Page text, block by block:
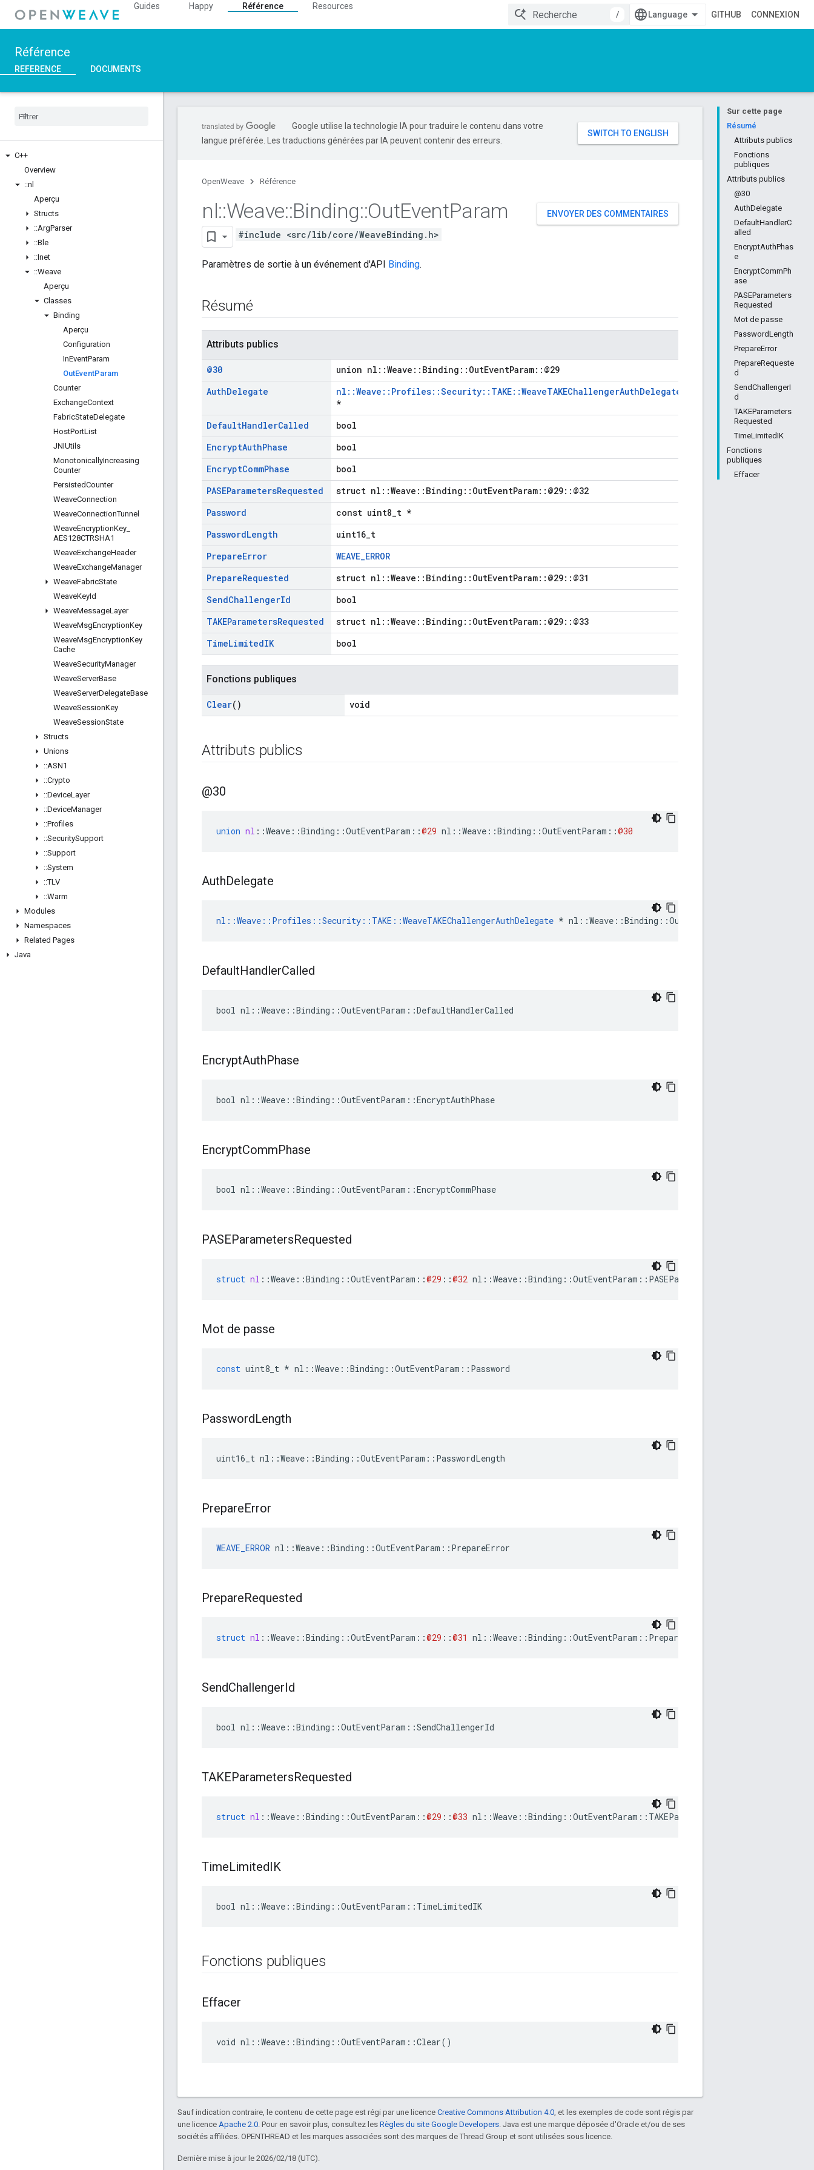
Guides Happy Référence
Resources
/
GITHUB CONNEXION
Référence
REFERENCE DOCUMENTS
C++
Overview
::nl
Aperçu
Structs
::ArgParser
::Ble
::Inet
::Weave
Aperçu
Classes
Binding
Aperçu
Configuration
InEventParam
OutEventParam
Counter
ExchangeContext
FabricStateDelegate
HostPortList
JNIUtils
MonotonicallyIncreasing
Counter
PersistedCounter
WeaveConnection
WeaveConnectionTunnel
WeaveEncryptionKey
AES128CTRSHA1
WeaveExchangeHeader
WeaveExchangeManager
WeaveFabricState
WeaveKeyId
WeaveMessageLayer
WeaveMsgEncryptionKey
WeaveMsgEncryptionKey
Cache
WeaveSecurityManager
WeaveServerBase
WeaveServerDelegateBase
WeaveSessionKey
WeaveSessionState
Structs
Unions
::ASN1
::Crypto
::DeviceLayer
::DeviceManager
::Profiles
::SecuritySupport
::Support
::System
::TLV
::Warm
Modules
Namespaces
Related Pages
Java
Sur cette page
Résumé
Attributs publics
Fonctions
publiques
Attributs publics
@30
AuthDelegate
DefaultHandlerC
alled
EncryptAuthPhas
e
EncryptCommPh
ase
PASEParameters
Requested
Mot de passe
PasswordLength
PrepareError
PrepareRequeste
d
SendChallengerI
d
TAKEParameters
Requested
TimeLimitedIK
Fonctions
publiques
Effacer
Google utilise la technologie IA pour traduire le contenu dans votre
langue préférée. Les traductions générées par IA peuvent contenir des erreurs.
OpenWeave Référence
ENVOYER DES COMMENTAIRES
nl::Weave::Binding::OutEventParam
#include <src/lib/core/WeaveBinding.h>
Paramètres de sortie à un événement d'API Binding.
Résumé
Attributs publics
@30
union nl::Weave::Binding::OutEventParam::@29
AuthDelegate
nl::Weave::Profiles::Security::TAKE::WeaveTAKEChallengerAuthDelegate
*
DefaultHandlerCalled
bool
EncryptAuthPhase
bool
EncryptCommPhase
bool
PASEParametersRequested
struct nl::Weave::Binding::OutEventParam::@29::@32
Password
const uint8_t *
PasswordLength
uint16_t
PrepareError
WEAVE_ERROR
PrepareRequested
struct nl::Weave::Binding::OutEventParam::@29::@31
SendChallengerId
bool
TAKEParametersRequested
struct nl::Weave::Binding::OutEventParam::@29::@33
TimeLimitedIK bool
Fonctions publiques
Clear() void
Attributs publics
@30
union nl ::Weave ::Binding ::OutEventParam ::@29 nl ::Weave ::Binding ::OutEventParam ::@30
AuthDelegate
nl::Weave::Profiles::Security::TAKE::WeaveTAKEChallengerAuthDelegate * nl::Weave::Binding::OutEventParam::AuthDelegate
DefaultHandlerCalled
bool nl::Weave::Binding::OutEventParam::DefaultHandlerCalled
EncryptAuthPhase
bool nl::Weave::Binding::OutEventParam::EncryptAuthPhase
EncryptCommPhase
bool nl::Weave::Binding::OutEventParam::EncryptCommPhase
PASEParametersRequested
struct nl ::Weave ::Binding ::OutEventParam ::@29 ::@32 nl ::Weave ::Binding ::OutEventParam :: PASEParametersRequested
Mot de passe
const uint8_t * nl ::Weave ::Binding ::OutEventParam :: Password
PasswordLength
uint16_t nl::Weave::Binding::OutEventParam::PasswordLength
PrepareError
WEAVE_ERROR nl::Weave::Binding::OutEventParam::PrepareError
PrepareRequested
struct nl ::Weave ::Binding ::OutEventParam ::@29 ::@31 nl ::Weave ::Binding ::OutEventParam :: PrepareRequested
SendChallengerId
bool nl::Weave::Binding::OutEventParam::SendChallengerId
TAKEParametersRequested
struct nl ::Weave ::Binding ::OutEventParam ::@29 ::@33 nl ::Weave ::Binding ::OutEventParam :: TAKEParametersRequested
TimeLimitedIK
bool nl::Weave::Binding::OutEventParam::TimeLimitedIK
Fonctions publiques
Effacer
void nl::Weave::Binding::OutEventParam::Clear()
Sauf indication contraire, le contenu de cette page est régi par une licence Creative Commons Attribution 4.0, et les exemples de code sont régis par
une licence Apache 2.0. Pour en savoir plus, consultez les Règles du site Google Developers. Java est une marque déposée d'Oracle et/ou de ses
sociétés affiliées. OPENTHREAD et les marques associées sont des marques de Thread Group et sont utilisées sous licence.
Dernière mise à jour le 2026/02/18 (UTC).